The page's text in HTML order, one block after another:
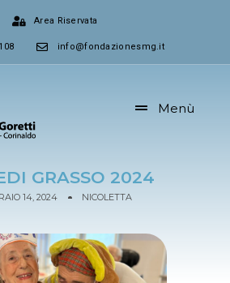
Area Riservata
info@fondazionesmg.it
Menù
GRASSO 2024
14, 2024 NICOLETTA